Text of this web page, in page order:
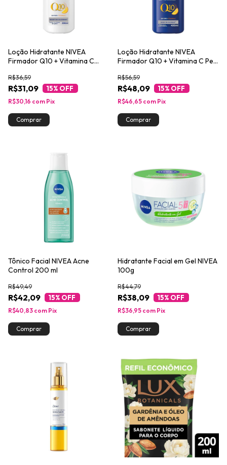
Loção Hidratante NIVEA
Firmador Q10 + Vitamina C
R$31,09
R$36,59
15% OFF
R$30,16 com Pix
Loção Hidratante NIVEA
Firmador Q10 + Vitamina C Pele
R$48,09
R$56,59
15% OFF
R$46,65 com Pix
Tônico Facial NIVEA Acne
Control 200 ml
R$42,09
R$49,49
15% OFF
R$40,83 com Pix
Hidratante Facial em Gel NIVEA
100g
R$38,09
R$44,79
15% OFF
R$36,95 com Pix